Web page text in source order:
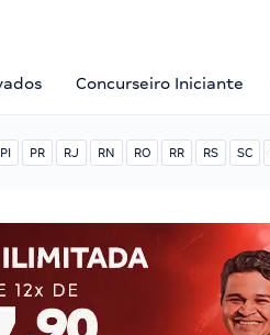
Concurseiro Iniciante
PI PR RJ RN RO RR RS SC